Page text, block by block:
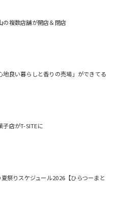
の複数店舗が開店＆閉店
地良い暮らしと香りの売場」ができてる
子店がT-SITEに
祭りスケジュール2026【ひらつーまと